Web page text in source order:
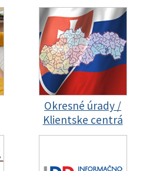
Okresné úrady /
Klientske centrá